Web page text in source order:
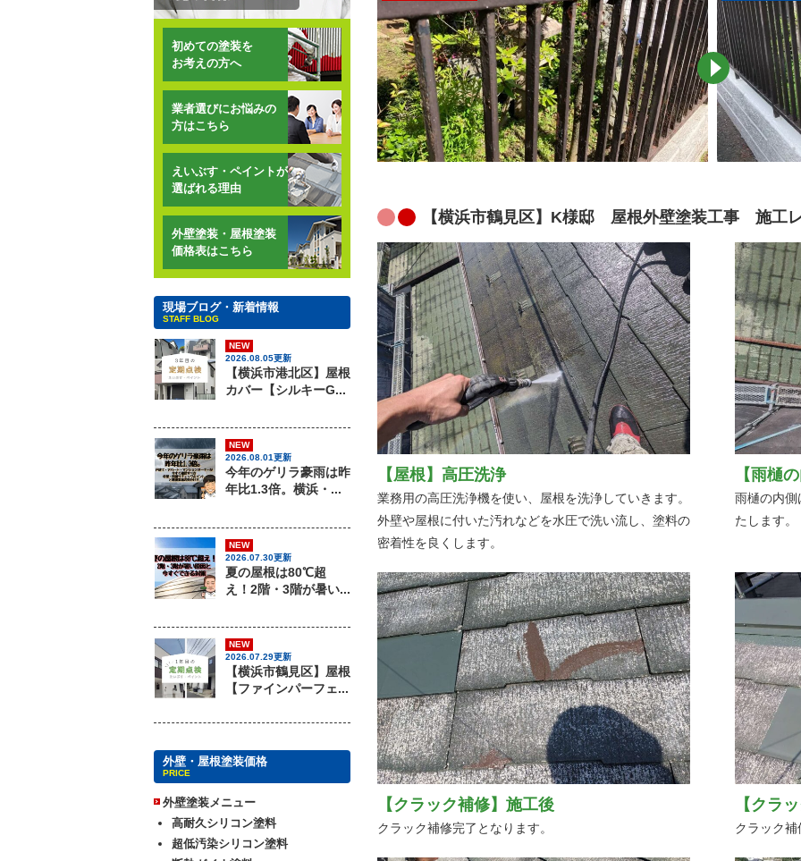
【横浜市鶴見区】K様邸 屋根外壁塗装工事 施工
【屋根】高圧洗浄
業務用の高圧洗浄機を使い、屋根を洗浄していきます。
外壁や屋根に付いた汚れなどを水圧で洗い流し、塗料の
密着性を良くします。
【雨樋
雨樋の内側
たします。
【クラック補修】施工後
クラック補修完了となります。
【クラ
クラック
初めての塗装を
お考えの方へ
業者選びにお悩みの
方はこちら
えいぶす・ペイントが
選ばれる理由
外壁塗装・屋根塗装
価格表はこちら
現場ブログ・新着情報
STAFF BLOG
NEW
2026.08.05更新
【横浜市港北区】屋根
カバー【シルキーG...
NEW
2026.08.01更新
今年のゲリラ豪雨は昨
年比1.3倍。横浜・...
NEW
2026.07.30更新
夏の屋根は80℃超
え！2階・3階が暑い...
NEW
2026.07.29更新
【横浜市鶴見区】屋根
【ファインパーフェ...
外壁・屋根塗装価格
PRICE
外壁塗装メニュー
高耐久シリコン塗料
超低汚染シリコン塗料